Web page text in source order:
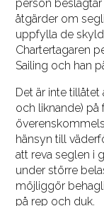
person
åtgärder om
uppfylla de
Chartertagaren
Sailing och han
Det är inte tillåtet
och liknande) på
hänsyn till
att reva seglen i
under större
möjliggör
på rep och duk.